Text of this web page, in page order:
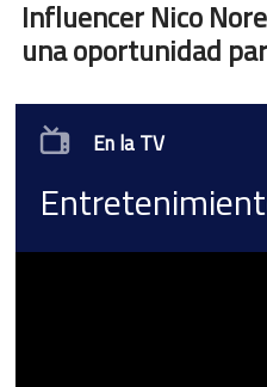
Influencer Nico
una oportunidad
En la TV